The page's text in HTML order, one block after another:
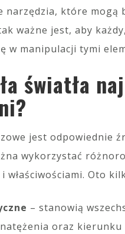
narzędzia, które mogą
ważne jest, aby
w manipulacji tymi
światła
jest odpowiednie
wykorzystać
właściwościami. Oto
– stanowią
oraz